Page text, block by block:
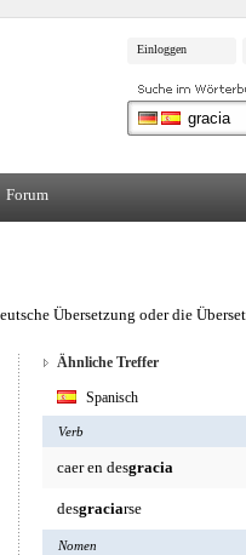
Einloggen
Forum
Übersetzung oder die
Ähnliche Treffer
Spanisch
Verb
caer en desgracia
desgraciarse
Nomen